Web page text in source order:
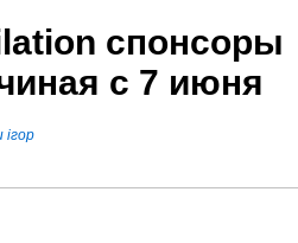
спонсоры
с 7 июня
ігор